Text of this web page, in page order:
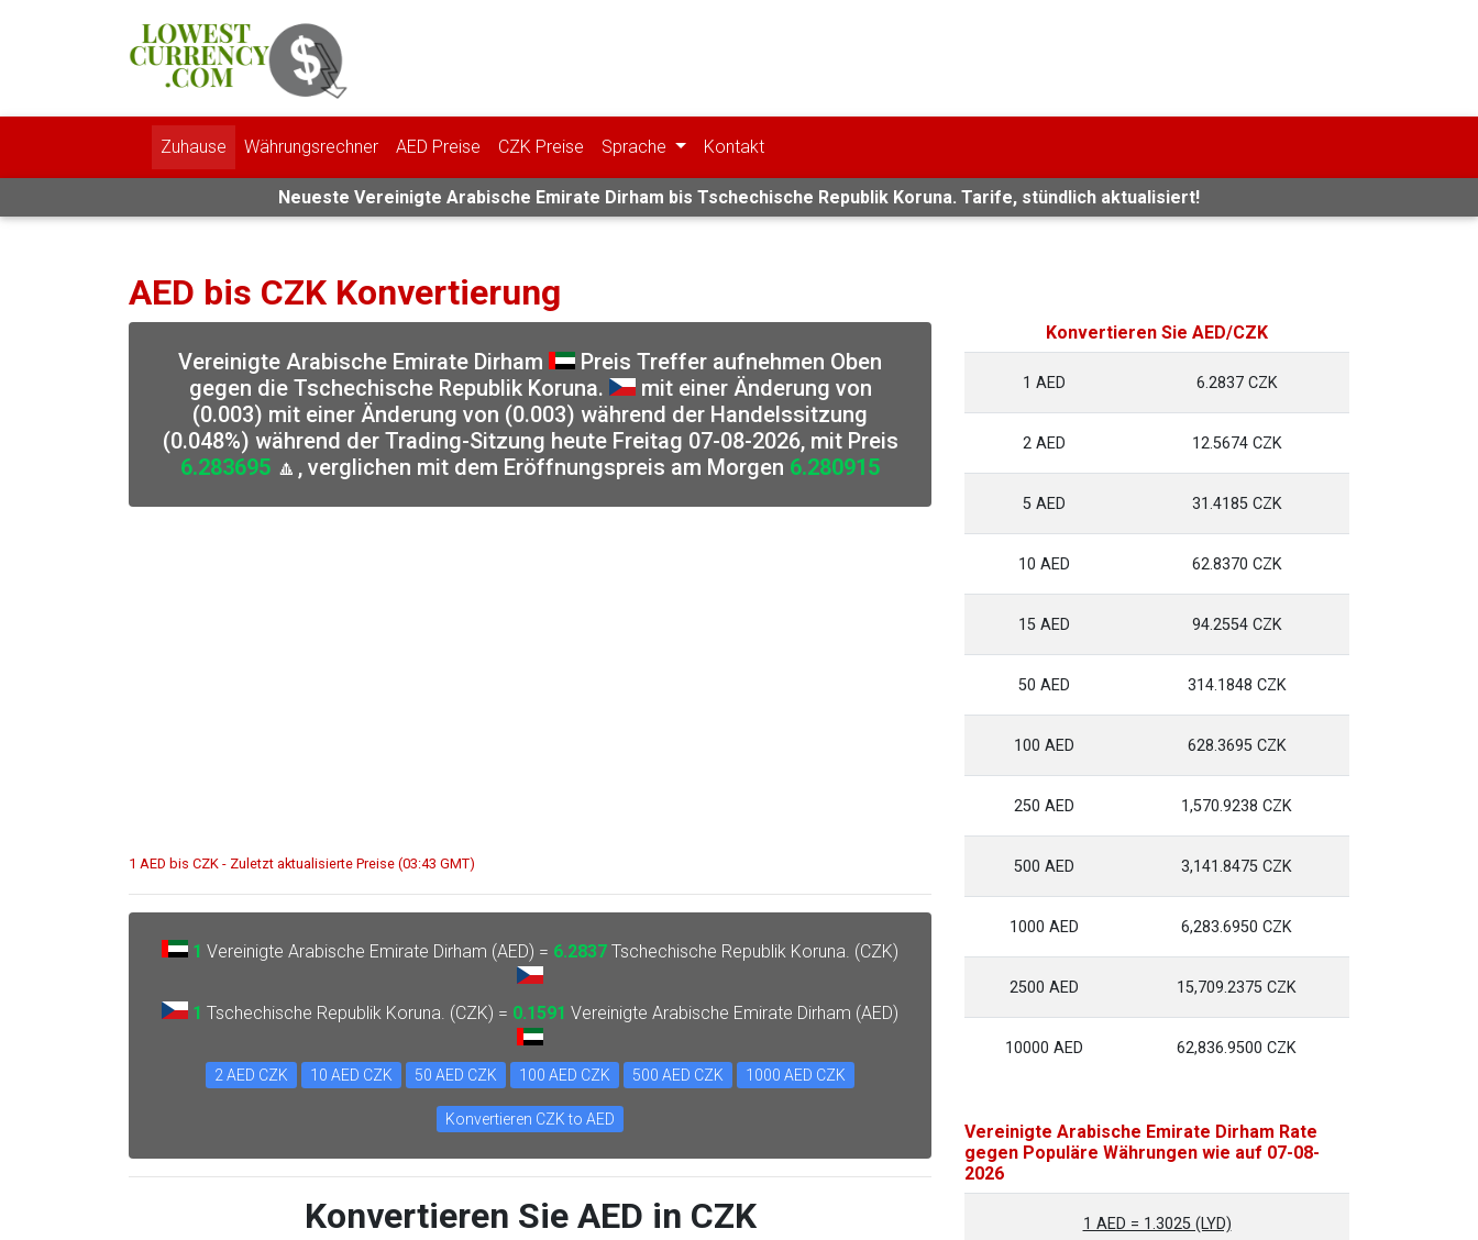
Zuhause Währungsrechner AED Preise CZK Preise Sprache Kontakt
Neueste Vereinigte Arabische Emirate Dirham bis Tschechische Republik Koruna. Tarife, stündlich aktualisiert!
AED bis CZK Konvertierung
Vereinigte Arabische Emirate Dirham
Preis Treffer aufnehmen Oben
gegen die Tschechische Republik Koruna.
mit einer Änderung von
(0.003) mit einer Änderung von (0.003) während der Handelssitzung
(0.048%) während der Trading-Sitzung heute Freitag 07-08-2026, mit Preis
6.283695 🔼, verglichen mit dem Eröffnungspreis am Morgen 6.280915
1 AED bis CZK - Zuletzt aktualisierte Preise (03:43 GMT)
1 Vereinigte Arabische Emirate Dirham (AED) = 6.2837 Tschechische Republik Koruna. (CZK)
1 Tschechische Republik Koruna. (CZK) = 0.1591 Vereinigte Arabische Emirate Dirham (AED)
2 AED CZK 10 AED CZK 50 AED CZK 100 AED CZK 500 AED CZK 1000 AED CZK
Konvertieren CZK to AED
Konvertieren Sie AED in CZK
Konvertieren Sie AED/CZK
1 AED 6.2837 CZK
2 AED 12.5674 CZK
5 AED 31.4185 CZK
10 AED 62.8370 CZK
15 AED 94.2554 CZK
50 AED 314.1848 CZK
100 AED 628.3695 CZK
250 AED 1,570.9238 CZK
500 AED 3,141.8475 CZK
1000 AED 6,283.6950 CZK
2500 AED 15,709.2375 CZK
10000 AED 62,836.9500 CZK
Vereinigte Arabische Emirate Dirham Rate
gegen Populäre Währungen wie auf 07-08-
2026
1 AED = 1.3025 (LYD)